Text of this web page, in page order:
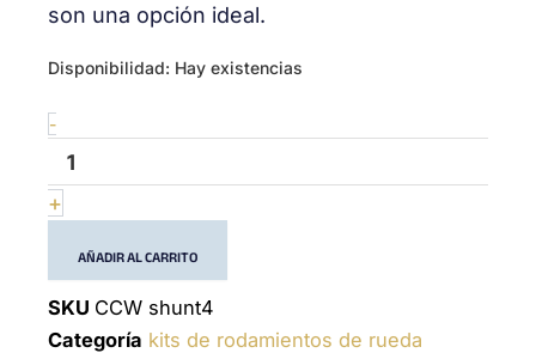
son una opción ideal.
Disponibilidad: Hay existencias
-
Wheel
kit
HUNT
cantidad
+
AÑADIR AL CARRITO
SKU CCW shunt4
Categoría kits de rodamientos de rueda